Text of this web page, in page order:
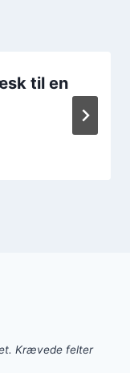
til en
Krævede felter